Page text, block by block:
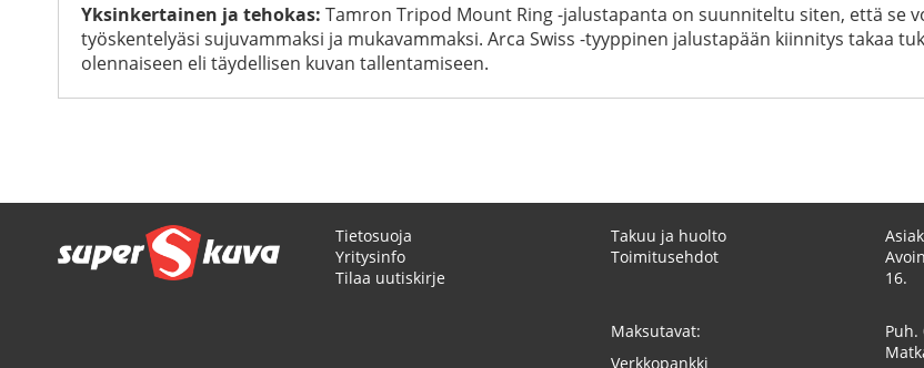
Yksinkertainen ja tehokas: Tamron Tripod Mount Ring -jalustapanta on suunniteltu siten, että se
työskentelyäsi sujuvammaksi ja mukavammaksi. Arca Swiss -tyyppinen jalustapään kiinnitys takaa
olennaiseen eli täydellisen kuvan tallentamiseen.
Tietosuoja
Yritysinfo
Tilaa uutiskirje
Takuu ja huolto
Toimitusehdot
Maksutavat:
Verkkopankki
16.
Puh.